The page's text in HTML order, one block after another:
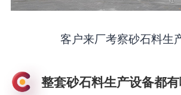
客户来厂考察砂石料生
整套砂石料生产设备都有